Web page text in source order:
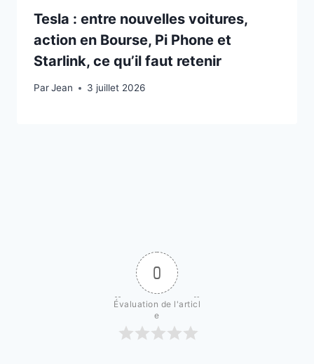
Tesla : entre nouvelles voitures,
action en Bourse, Pi Phone et
Starlink, ce qu’il faut retenir
ParJean
3 juillet 20263 juillet 2026
0
Évaluation de l'articl
e